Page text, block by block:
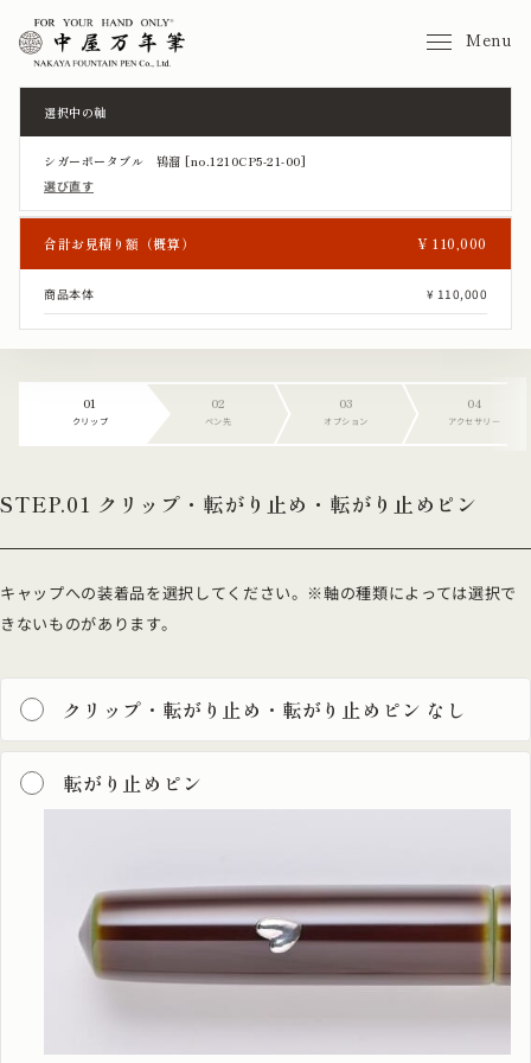
Menu
選択中の軸
シガーポータブル 鴇溜 [no.1210CP5-21-00]
選び直す
合計お見積り額（概算） ¥ 110,000
商品本体 ¥ 110,000
01
クリップ
02
ペン先
03
オプション
04
アクセサリー
STEP.01 クリップ・転がり止め・転がり止めピン
キャップへの装着品を選択してください。※軸の種類によっては選択で
きないものがあります。
クリップ・転がり止め・転がり止めピン なし
転がり止めピン